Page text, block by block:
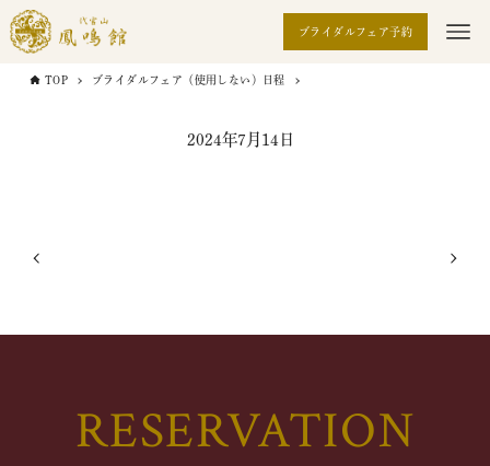
ブライダルフェア予約
TOP ブライダルフェア（使用しない）日程
2024年7月14日
RESERVATION